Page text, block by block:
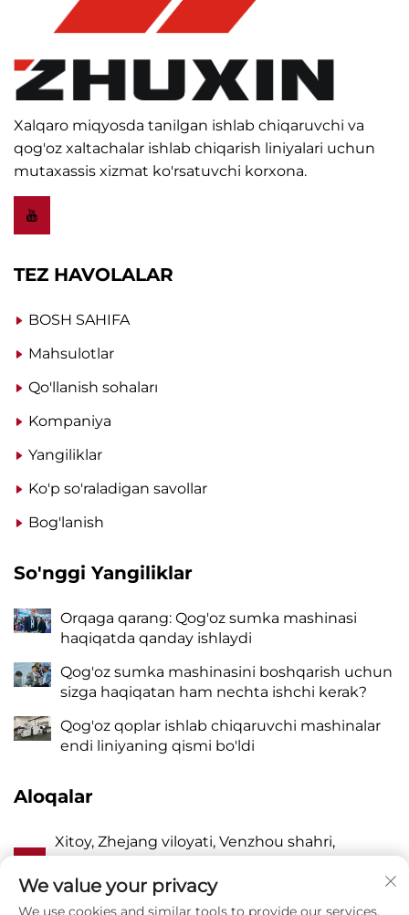
Xalqaro miqyosda tanilgan ishlab chiqaruvchi va
qog'oz xaltachalar ishlab chiqarish liniyalari uchun
mutaxassis xizmat ko'rsatuvchi korxona.
TEZ HAVOLALAR
BOSH SAHIFA
Mahsulotlar
Qo'llanish sohaları
Kompaniya
Yangiliklar
Ko'p so'raladigan savollar
Bog'lanish
So'nggi Yangiliklar
Orqaga qarang: Qog'oz sumka mashinasi
haqiqatda qanday ishlaydi
Qog'oz sumka mashinasini boshqarish uchun
sizga haqiqatan ham nechta ishchi kerak?
Qog'oz qoplar ishlab chiqaruvchi mashinalar
endi liniyaning qismi bo'ldi
Aloqalar
A
Xitoy, Zhejang viloyati, Venzhou shahri,
Pinayang, Vanquan tumani, Jhangqiao,
Sharqiy Lyangyou ko'chasi, 118-uy
We value your privacy
We use cookies and similar tools to provide our services.